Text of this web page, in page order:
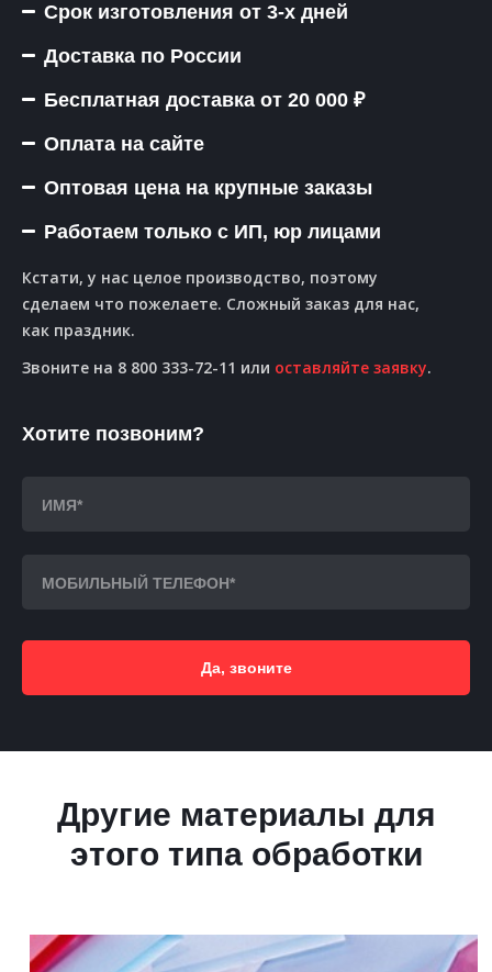
Срок изготовления от 3-х дней
Доставка по России
Бесплатная доставка от 20 000 ₽
Оплата на сайте
Оптовая цена на крупные заказы
Работаем только с ИП, юр лицами
Кстати, у нас целое производство, поэтому
сделаем что пожелаете. Сложный заказ для нас,
как праздник.
Звоните на 8 800 333-72-11 или оставляйте заявку.
Хотите позвоним?
Да, звоните
Другие материалы для
этого типа обработки